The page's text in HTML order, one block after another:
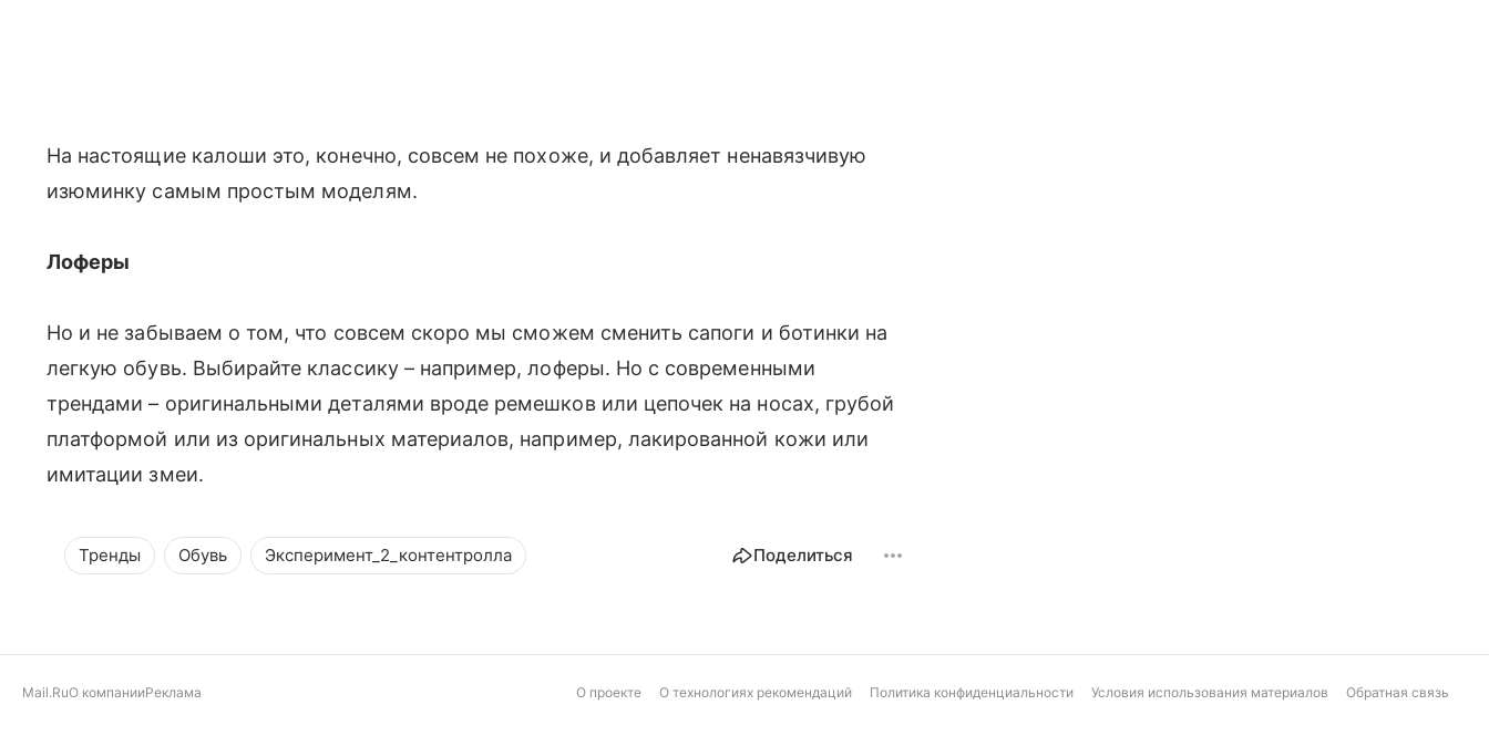
На настоящие калоши это, конечно, совсем не похоже, и добавляет ненавязчивую
изюминку самым простым моделям.
Лоферы
Но и не забываем о том, что совсем скоро мы сможем сменить сапоги и ботинки на
легкую обувь. Выбирайте классику – например, лоферы. Но с современными
трендами – оригинальными деталями вроде ремешков или цепочек на носах, грубой
платформой или из оригинальных материалов, например, лакированной кожи или
имитации змеи.
Тренды Обувь Эксперимент_2_контентролла Поделиться
Mail.RuО компанииРеклама О проекте О технологиях рекомендаций Политика конфиденциальности Условия использования материалов Обратная связь